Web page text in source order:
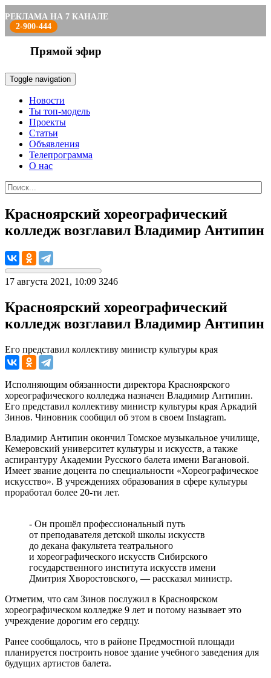
РЕКЛАМА НА 7 КАНАЛЕ
2-900-444
Прямой эфир
Toggle navigation
Новости
Ты топ-модель
Проекты
Статьи
Объявления
Телепрограмма
О нас
Красноярский хореографический
колледж возглавил Владимир Антипин
17 августа 2021, 10:09 3246
Красноярский хореографический
колледж возглавил Владимир Антипин
Его представил коллективу министр культуры края
Исполняющим обязанности директора Красноярского
хореографического колледжа назначен Владимир Антипин.
Его представил коллективу министр культуры края Аркадий
Зинов. Чиновник сообщил об этом в своем Instagram.
Владимир Антипин окончил Томское музыкальное училище,
Кемеровский университет культуры и искусств, а также
аспирантуру Академии Русского балета имени Вагановой.
Имеет звание доцента по специальности «Хореографическое
искусство». В учреждениях образования в сфере культуры
проработал более 20-ти лет.
- Он прошёл профессиональный путь
от преподавателя детской школы искусств
до декана факультета театрального
и хореографического искусств Сибирского
государственного института искусств имени
Дмитрия Хворостовского, — рассказал министр.
Отметим, что сам Зинов послужил в Красноярском
хореографическом колледже 9 лет и потому называет это
учреждение дорогим его сердцу.
Ранее сообщалось, что в районе Предмостной площади
планируется построить новое здание учебного заведения для
будущих артистов балета.